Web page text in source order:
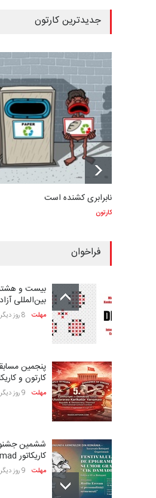
جدیدترین کارتون
نابرابری کشنده است
کارتون
فراخوان
بیست و
بین‌المللی
مهلت 8 روز دیگر
پنجمین
کارتون و
مهلت 9 روز دیگر
ششمین
کاریکاتور CIK Damad…
مهلت 9 روز دیگر